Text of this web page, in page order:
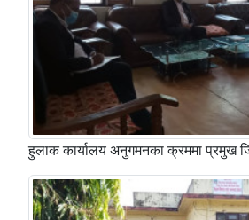
हुलाक कार्यालय अनुगमनका क्रममा प्रमुख